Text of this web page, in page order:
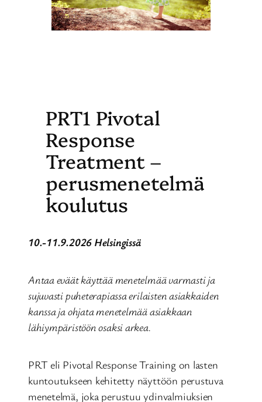
PRT1 Pivotal
Response
Treatment –
perusmenetelmä
koulutus
10.-11.9.2026 Helsingissä
Antaa eväät käyttää menetelmää varmasti ja
sujuvasti puheterapiassa erilaisten asiakkaiden
kanssa ja ohjata menetelmää asiakkaan
lähiympäristöön osaksi arkea.
PRT eli Pivotal Response Training on lasten
kuntoutukseen kehitetty näyttöön perustuva
menetelmä, joka perustuu ydinvalmiuksien